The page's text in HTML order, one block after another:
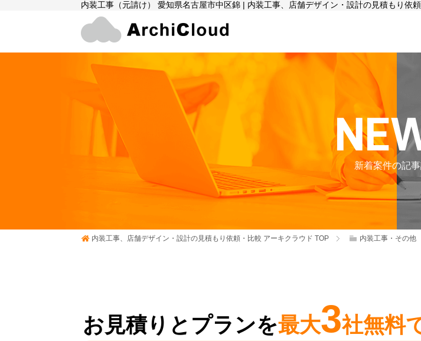
内装工事（元請け） 愛知県名古屋市中区錦 | 内装工事、店舗デザイン・設計の見積もり依
新着案件の記
内装工事、店舗デザイン・設計の見積もり依頼・比較 アーキクラウド TOP 内装工事・その他
お見積りとプランを最大3社無料